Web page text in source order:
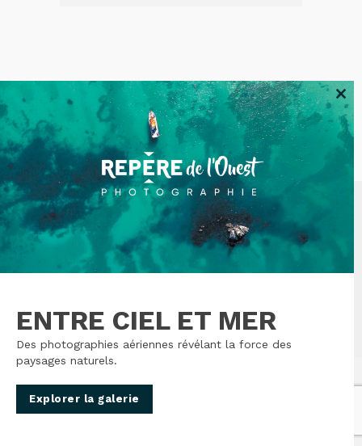
Côte d'Armor, Bretagne - France
this
ENTRE CIEL ET MER
Des photographies aériennes révélant la force des
paysages naturels.
Explorer la galerie